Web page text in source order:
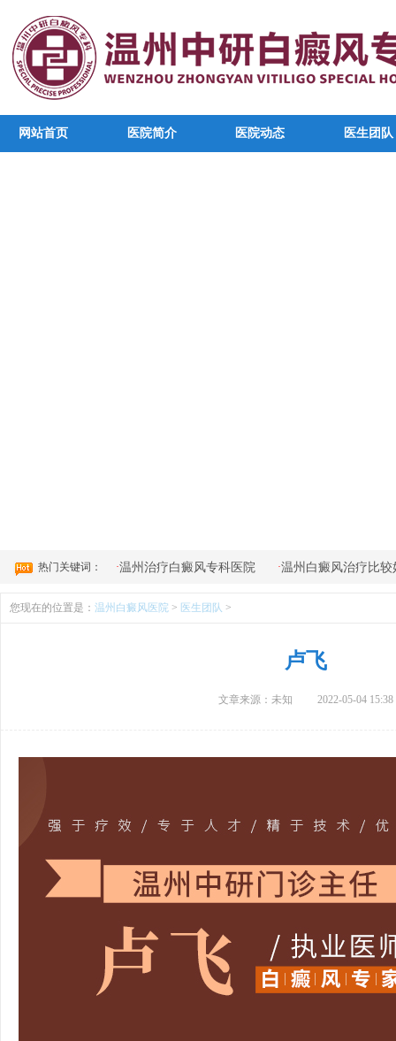
网站首页 医院简介 医院动态 医生团队
热门关键词： ·温州治疗白癜风专科医院 ·温州白癜风治疗比较
您现在的位置是： 温州白癜风医院 > 医生团队 >
卢飞
文章来源：未知 2022-05-04 15:38